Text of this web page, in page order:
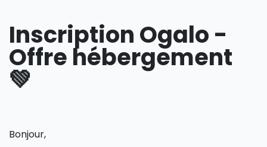
Inscription Ogalo -
Offre hébergement
💚
Bonjour,